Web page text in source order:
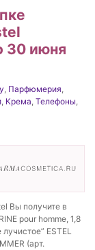
30 июня
, Парфюмерия,
, Крема, Телефоны,
Вы получите в
pour homme, 1,8
ESTEL
(арт.